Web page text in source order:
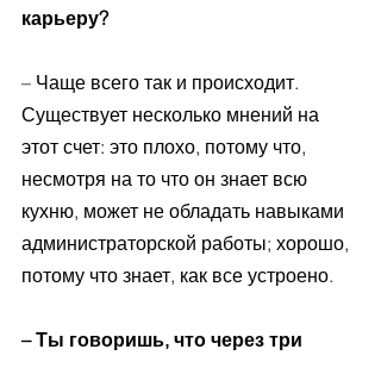
карьеру?
– Чаще всего так и происходит.
Существует несколько мнений на
этот счет: это плохо, потому что,
несмотря на то что он знает всю
кухню, может не обладать навыками
администраторской работы; хорошо,
потому что знает, как все устроено.
– Ты говоришь, что через три